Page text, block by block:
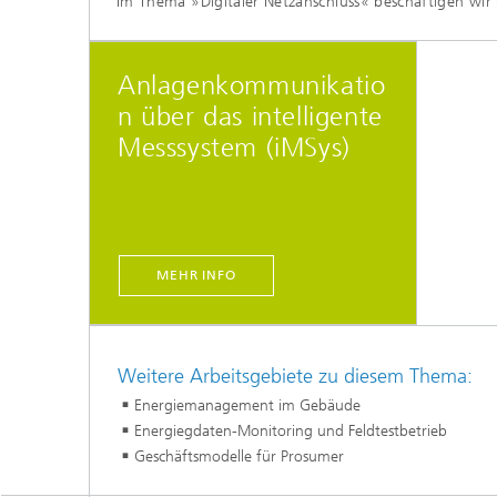
Anlagenkommunikatio
n über das intelligente
Messsystem (iMSys)
MEHR INFO
Weitere Arbeitsgebiete zu diesem Thema:
Energiemanagement im Gebäude
Energiegdaten-Monitoring und Feldtestbetrieb
Geschäftsmodelle für Prosumer